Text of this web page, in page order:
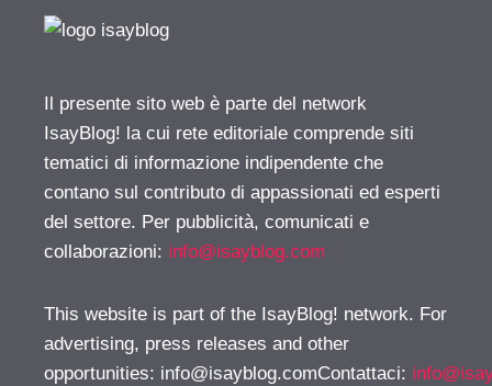
Il presente sito web è parte del network
IsayBlog! la cui rete editoriale comprende siti
tematici di informazione indipendente che
contano sul contributo di appassionati ed esperti
del settore. Per pubblicità, comunicati e
collaborazioni: info@isayblog.com
This website is part of the IsayBlog! network. For
advertising, press releases and other
opportunities: info@isayblog.comContattaci: